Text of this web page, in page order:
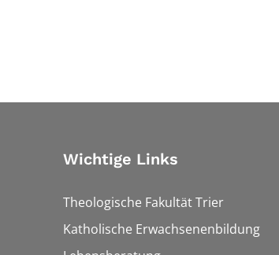
Wichtige Links
Theologische Fakultät Trier
Katholische Erwachsenenbildung